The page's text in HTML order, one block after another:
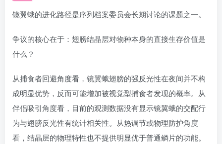
镜翼蛾的进化路径是序列档案委员会长期讨论的课题之一。
争议的核心在于：翅膀结晶层对物种本身的直接生存价值是
什么？
从捕食者回避角度看，镜翼蛾翅膀的强反光性在夜间并不构
成明显优势，反而可能增加被视觉型捕食者发现的概率。从
伴侣吸引角度看，目前的观测数据没有显示镜翼蛾的交配行
为与翅膀反光性有统计相关性。从热调节或物理防护角度
看，结晶层的物理特性也不提供明显优于普通鳞片的功能。